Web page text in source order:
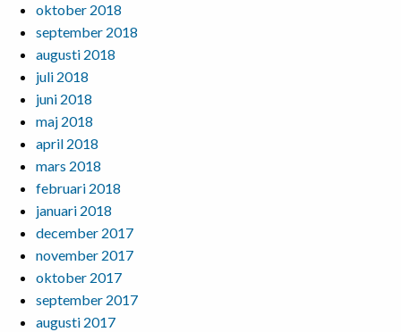
oktober 2018
september 2018
augusti 2018
juli 2018
juni 2018
maj 2018
april 2018
mars 2018
februari 2018
januari 2018
december 2017
november 2017
oktober 2017
september 2017
augusti 2017